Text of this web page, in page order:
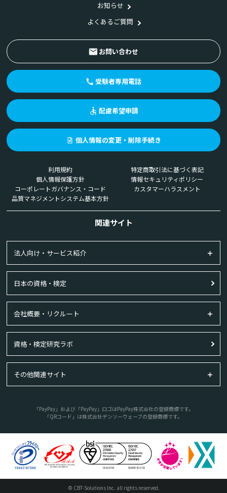
お知らせ
よくあるご質問
お問い合わせ
受験者専用電話
配慮希望申請
個人情報の変更・削除手続き
利用規約
特定商取引法に基づく表記
個人情報保護方針
情報セキュリティポリシー
コーポレートガバナンス・コード
カスタマーハラスメント
品質マネジメントシステム基本方針
関連サイト
法人向け・サービス紹介
日本の資格・検定
会社概要・リクルート
資格・検定研究ラボ
その他関連サイト
「PayPay」および「PayPay」ロゴはPayPay株式会社の登録商標です。
「QRコード」は株式会社デンソーウェーブの登録商標です。
© CBT-Solutions Inc. all rights reserved.